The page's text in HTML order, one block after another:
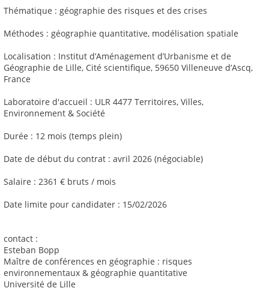
Thématique : géographie des risques et des crises
Méthodes : géographie quantitative, modélisation spatiale
Localisation : Institut d’Aménagement d’Urbanisme et de
Géographie de Lille, Cité scientifique, 59650 Villeneuve d’Ascq,
France
Laboratoire d'accueil : ULR 4477 Territoires, Villes,
Environnement & Société
Durée : 12 mois (temps plein)
Date de début du contrat : avril 2026 (négociable)
Salaire : 2361 € bruts / mois
Date limite pour candidater : 15/02/2026
contact :
Esteban Bopp
Maître de conférences en géographie : risques
environnementaux & géographie quantitative
Université de Lille